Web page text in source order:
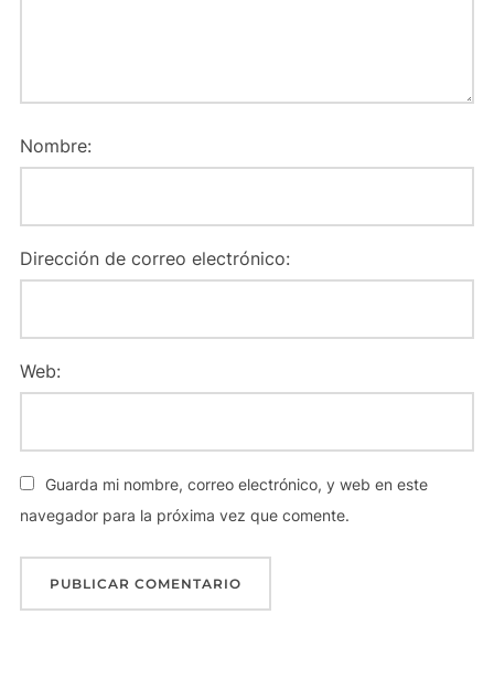
Nombre:
Dirección de correo electrónico:
Web:
Guarda mi nombre, correo electrónico, y web en este
navegador para la próxima vez que comente.